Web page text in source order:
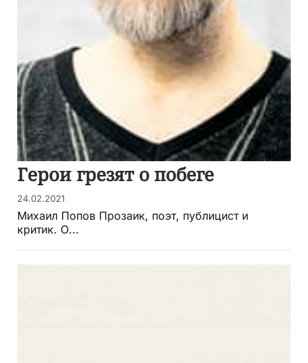
Герои грезят о побеге
24.02.2021
Михаил Попов Прозаик, поэт, публицист и
критик. О...